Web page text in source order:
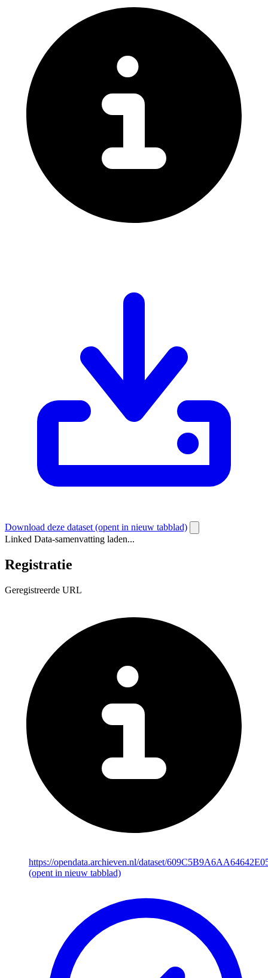
Download deze dataset (opent in nieuw tabblad)
Linked Data-samenvatting laden...
Registratie
Geregistreerde URL
https://opendata.archieven.nl/dataset/
(opent in nieuw tabblad)